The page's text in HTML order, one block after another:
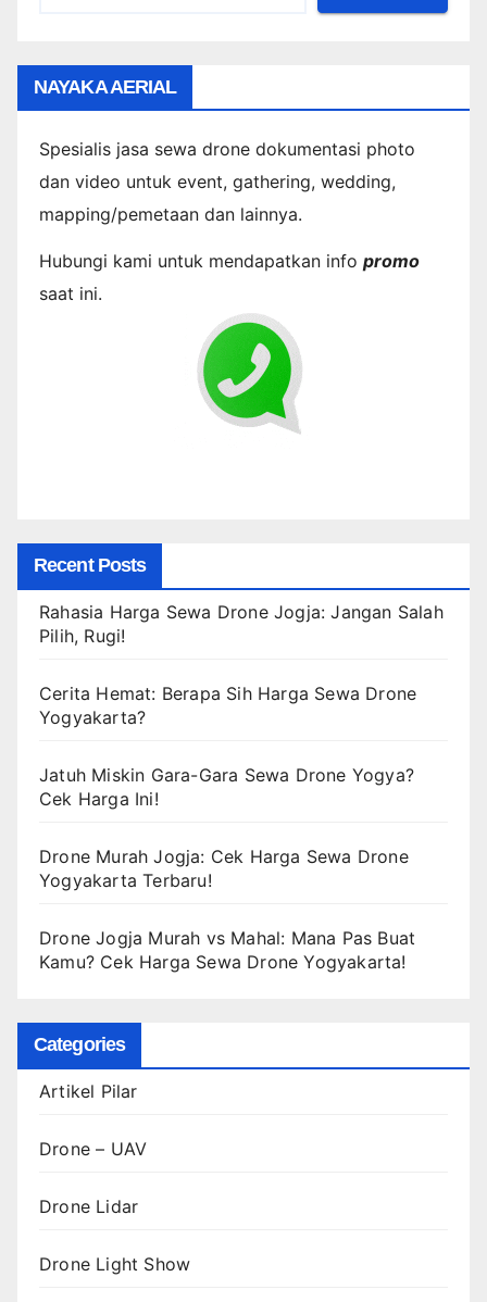
NAYAKA AERIAL
Spesialis jasa sewa drone dokumentasi photo
dan video untuk event, gathering, wedding,
mapping/pemetaan dan lainnya.
Hubungi kami untuk mendapatkan info promo
saat ini.
Recent Posts
Rahasia Harga Sewa Drone Jogja: Jangan Salah
Pilih, Rugi!
Cerita Hemat: Berapa Sih Harga Sewa Drone
Yogyakarta?
Jatuh Miskin Gara-Gara Sewa Drone Yogya?
Cek Harga Ini!
Drone Murah Jogja: Cek Harga Sewa Drone
Yogyakarta Terbaru!
Drone Jogja Murah vs Mahal: Mana Pas Buat
Kamu? Cek Harga Sewa Drone Yogyakarta!
Categories
Artikel Pilar
Drone – UAV
Drone Lidar
Drone Light Show